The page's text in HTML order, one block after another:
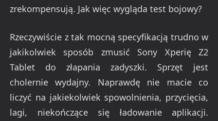
zrekompensują. Jak więc wygląda test bojowy?
Rzeczywiście z tak mocną specyfikacją trudno w
jakikolwiek sposób zmusić Sony Xperię Z2
Tablet do złapania zadyszki. Sprzęt jest
cholernie wydajny. Naprawdę nie macie co
liczyć na jakiekolwiek spowolnienia, przycięcia,
lagi, niekończące się ładowanie aplikacji.